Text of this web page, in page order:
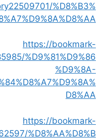
%D8%B3%
https://bookmark-
%D9%81%D9%86
%D9%8A-
D8%AA
https://bookmark-
%D8%AA%D8%B